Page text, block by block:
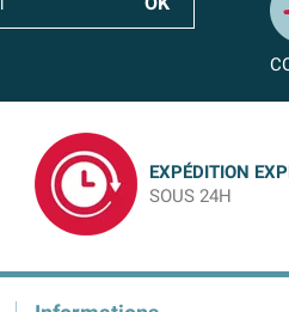
EXPÉDITION
SOUS 24H